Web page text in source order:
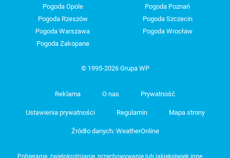
Pogoda Opole
Pogoda Poznań
Pogoda Rzeszów
Pogoda Szczecin
Pogoda Warszawa
Pogoda Wrocław
Pogoda Zakopane
© 1995-2026 Grupa WP
Reklama O nas Prywatność
Ustawienia prywatności Regulamin Mapa strony
Źródło danych: WeatherOnline
Pobieranie, zwielokrotnianie, przechowywanie lub jakiekolwiek inne